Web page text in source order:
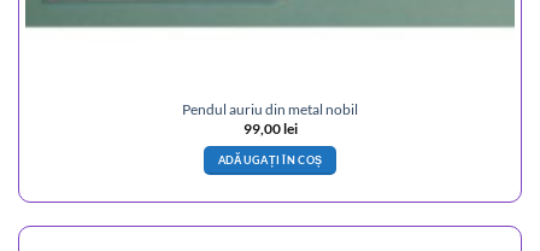
Pendul auriu din metal nobil
99,00lei
ADĂUGAȚI ÎN COȘ